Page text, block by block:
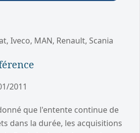
Iveco, MAN, Renault, Scania
2011
que l'entente continue de
dans la durée, les acquisitions